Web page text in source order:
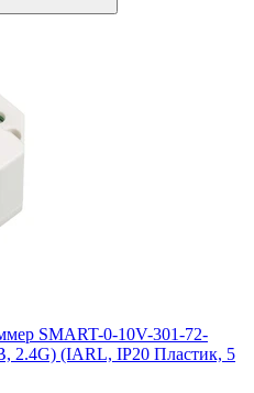
SMART-0-10V-301-72-
2.4G) (IARL, IP20 Пластик, 5